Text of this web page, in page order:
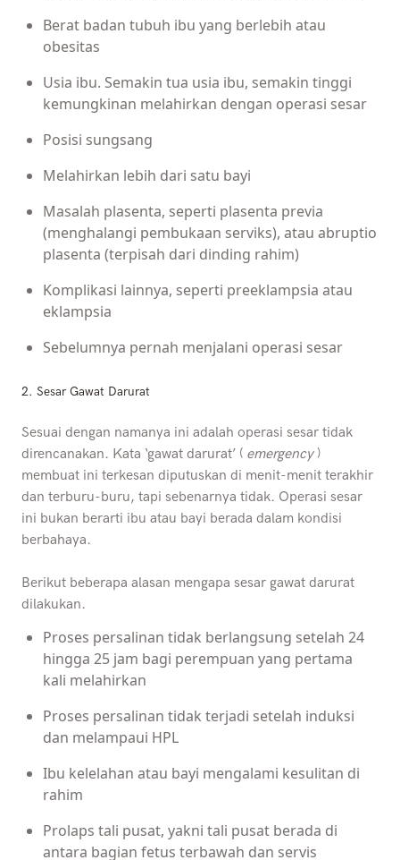
Berat badan tubuh ibu yang berlebih atau
obesitas
Usia ibu. Semakin tua usia ibu, semakin tinggi
kemungkinan melahirkan dengan operasi sesar
Posisi sungsang
Melahirkan lebih dari satu bayi
Masalah plasenta, seperti plasenta previa
(menghalangi pembukaan serviks), atau abruptio
plasenta (terpisah dari dinding rahim)
Komplikasi lainnya, seperti preeklampsia atau
eklampsia
Sebelumnya pernah menjalani operasi sesar
2. Sesar Gawat Darurat
Sesuai dengan namanya ini adalah operasi sesar tidak
direncanakan. Kata ‘gawat darurat’ ( emergency)
membuat ini terkesan diputuskan di menit-menit terakhir
dan terburu-buru, tapi sebenarnya tidak. Operasi sesar
ini bukan berarti ibu atau bayi berada dalam kondisi
berbahaya.
Berikut beberapa alasan mengapa sesar gawat darurat
dilakukan.
Proses persalinan tidak berlangsung setelah 24
hingga 25 jam bagi perempuan yang pertama
kali melahirkan
Proses persalinan tidak terjadi setelah induksi
dan melampaui HPL
Ibu kelelahan atau bayi mengalami kesulitan di
rahim
Prolaps tali pusat, yakni tali pusat berada di
antara bagian fetus terbawah dan servis